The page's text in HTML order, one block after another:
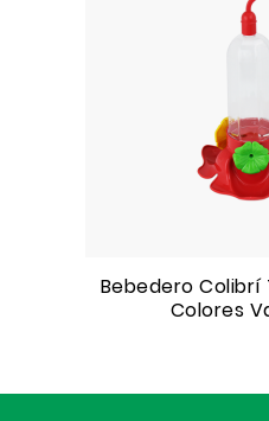
Bebedero
Colores